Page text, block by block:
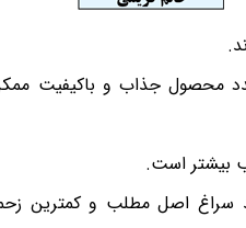
بیشتر است.
سراغ اصل مطلب و کمترین